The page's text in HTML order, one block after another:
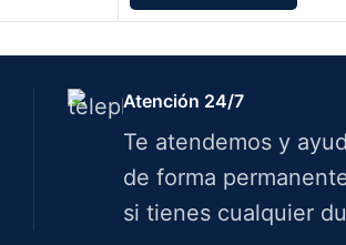
Atención 24/7
Te atendemos y
de forma
si tienes cualquier